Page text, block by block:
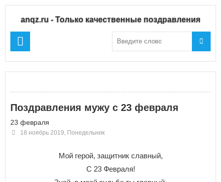
anqz.ru - Только качественные поздравления
Поздравления мужу с 23 февраля
23 февраля
18 ноябрь 2019, Понедельник
Мой герой, защитник славный,
С 23 Февраля!